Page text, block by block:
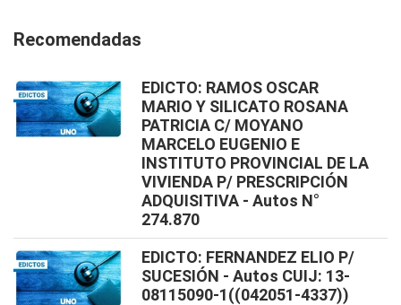
Recomendadas
EDICTO: RAMOS OSCAR
MARIO Y SILICATO ROSANA
PATRICIA C/ MOYANO
MARCELO EUGENIO E
INSTITUTO PROVINCIAL DE LA
VIVIENDA P/ PRESCRIPCIÓN
ADQUISITIVA - Autos N°
274.870
EDICTO: FERNANDEZ ELIO P/
SUCESIÓN - Autos CUIJ: 13-
08115090-1((042051-4337))